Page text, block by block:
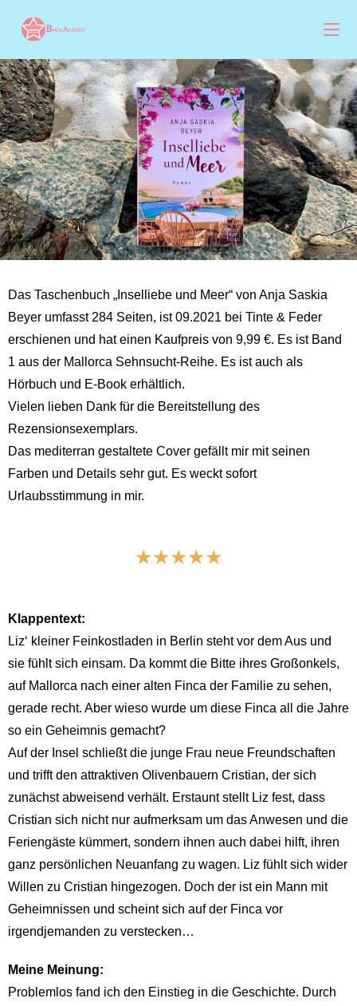
Das Taschenbuch „Inselliebe und Meer“ von Anja Saskia
Beyer umfasst 284 Seiten, ist 09.2021 bei Tinte & Feder
erschienen und hat einen Kaufpreis von 9,99 €. Es ist Band
1 aus der Mallorca Sehnsucht-Reihe. Es ist auch als
Hörbuch und E-Book erhältlich.
Vielen lieben Dank für die Bereitstellung des
Rezensionsexemplars.
Das mediterran gestaltete Cover gefällt mir mit seinen
Farben und Details sehr gut. Es weckt sofort
Urlaubsstimmung in mir.
☆☆☆☆☆
Klappentext:
Liz‘ kleiner Feinkostladen in Berlin steht vor dem Aus und
sie fühlt sich einsam. Da kommt die Bitte ihres Großonkels,
auf Mallorca nach einer alten Finca der Familie zu sehen,
gerade recht. Aber wieso wurde um diese Finca all die Jahre
so ein Geheimnis gemacht?
Auf der Insel schließt die junge Frau neue Freundschaften
und trifft den attraktiven Olivenbauern Cristian, der sich
zunächst abweisend verhält. Erstaunt stellt Liz fest, dass
Cristian sich nicht nur aufmerksam um das Anwesen und die
Feriengäste kümmert, sondern ihnen auch dabei hilft, ihren
ganz persönlichen Neuanfang zu wagen. Liz fühlt sich wider
Willen zu Cristian hingezogen. Doch der ist ein Mann mit
Geheimnissen und scheint sich auf der Finca vor
irgendjemanden zu verstecken…
Meine Meinung:
Problemlos fand ich den Einstieg in die Geschichte. Durch